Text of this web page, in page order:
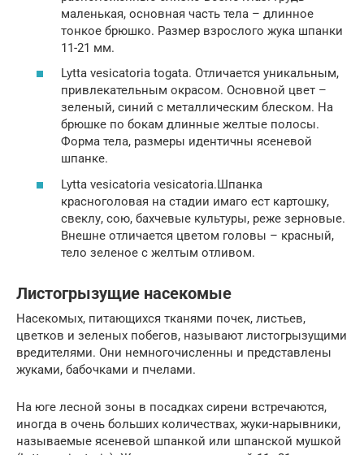
маленькая, основная часть тела – длинное
тонкое брюшко. Размер взрослого жука шпанки
11-21 мм.
Lytta vesicatoria togata. Отличается уникальным,
привлекательным окрасом. Основной цвет –
зеленый, синий с металлическим блеском. На
брюшке по бокам длинные желтые полосы.
Форма тела, размеры идентичны ясеневой
шпанке.
Lytta vesicatoria vesicatoria.Шпанка
красноголовая на стадии имаго ест картошку,
свеклу, сою, бахчевые культуры, реже зерновые.
Внешне отличается цветом головы – красный,
тело зеленое с желтым отливом.
Листогрызущие насекомые
Насекомых, питающихся тканями почек, листьев,
цветков и зеленых побегов, называют листогрызущими
вредителями. Они немногочисленны и представлены
жуками, бабочками и пчелами.
На юге лесной зоны в посадках сирени встречаются,
иногда в очень больших количествах, жуки-нарывники,
называемые ясеневой шпанкой или шпанской мушкой